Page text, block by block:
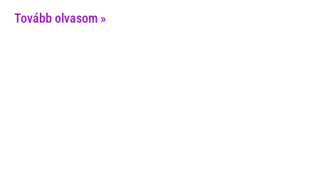
Tovább olvasom »